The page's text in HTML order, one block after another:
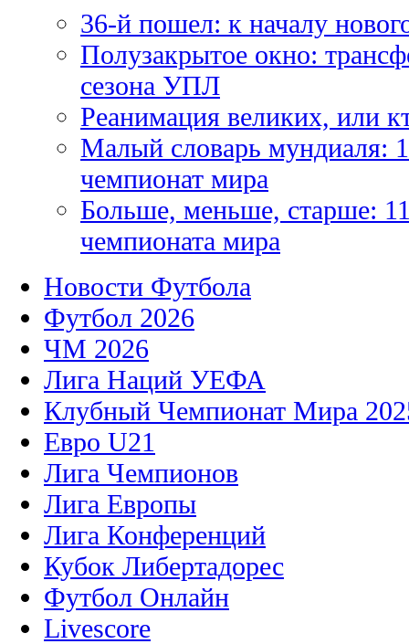
36-й пошел: к началу
Полузакрытое окно:
сезона УПЛ
Реанимация великих, или
Малый словарь мундиаля:
чемпионат мира
Больше, меньше, старше:
чемпионата мира
Новости Футбола
Футбол 2026
ЧМ 2026
Лига Наций УЕФА
Клубный Чемпионат Мира
Евро U21
Лига Чемпионов
Лига Европы
Лига Конференций
Кубок Либертадорес
Футбол Онлайн
Livescore